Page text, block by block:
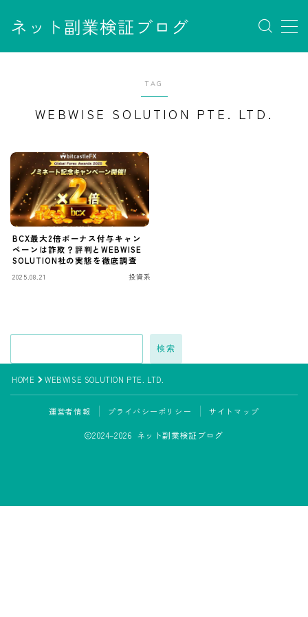
ネット副業検証ブログ
MENU
デモプリセット記事 Part07
プライバシーポリシー
免責事項
利用規約／特定商取引法に基づく表記
有料記事の決済完了ページ
運営者情報
TAG
WEBWISE SOLUTION PTE. LTD.
BCX最大2倍ボーナス付与キャン
ペーンは詐欺？評判とWEBWISE
SOLUTION社の実態を徹底調査
2025.08.21 投資系
検索
HOME WEBWISE SOLUTION PTE. LTD.
運営者情報 プライバシーポリシー サイトマップ
2024–2026 ネット副業検証ブログ